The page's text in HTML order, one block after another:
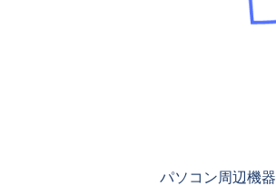
パソコン周辺機器